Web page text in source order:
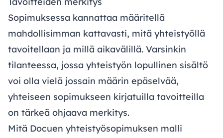
Sopimuksessa kannattaa määritellä
mahdollisimman kattavasti, mitä yhteistyöllä
tavoitellaan ja millä aikavälillä. Varsinkin
tilanteessa, jossa yhteistyön lopullinen sisältö
voi olla vielä jossain määrin epäselvää,
yhteiseen sopimukseen kirjatuilla tavoitteilla
on tärkeä ohjaava merkitys.
Mitä Docuen yhteistyösopimuksen malli